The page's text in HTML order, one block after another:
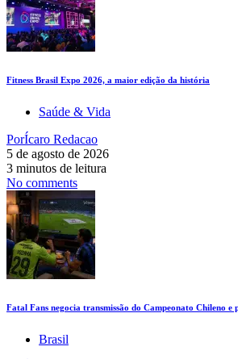
Fitness Brasil Expo 2026, a maior edição da história
Saúde & Vida
PorÍcaro Redacao
5 de agosto de 2026
3 minutos de leitura
No comments
Fatal Fans negocia transmissão do Campeonato Chileno e
Brasil